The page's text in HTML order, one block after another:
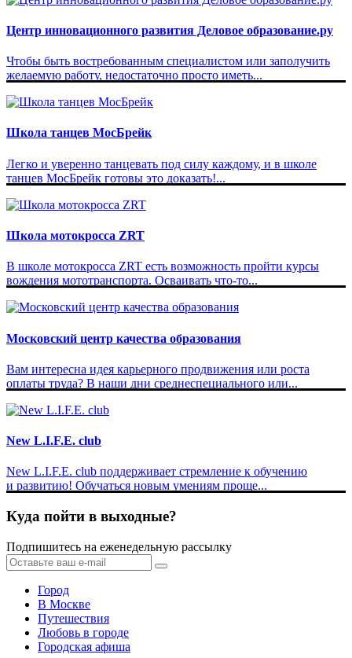
Центр инновационного развития Деловое образование.ру
Чтобы быть востребованным специалистом или заполучить
желаемую работу, недостаточно просто иметь...
Школа танцев МосБрейк
Легко и уверенно танцевать под силу каждому, и в школе
танцев МосБрейк готовы это доказать!...
Школа мотокросса ZRT
В школе мотокросса ZRT есть возможность пройти курсы
вождения мототранспорта. Осваивать что-то...
Московский центр качества образования
Вам интересна идея карьерного продвижения или роста
оплаты труда? В наши дни среднеспециального или...
New L.I.F.E. club
New L.I.F.E. club поддерживает стремление к обучению
и развитию! Обучаться новым умениям проще...
Куда пойти в выходные?
Подпишитесь на еженедельную рассылку
Город
В Москве
Путешествия
Любовь в городе
Городская афиша